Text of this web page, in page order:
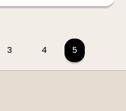
3 4 5